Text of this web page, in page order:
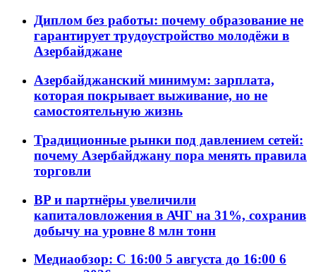
Диплом без работы: почему образование не
гарантирует трудоустройство молодёжи в
Азербайджане
Азербайджанский минимум: зарплата,
которая покрывает выживание, но не
самостоятельную жизнь
Традиционные рынки под давлением сетей:
почему Азербайджану пора менять правила
торговли
BP и партнёры увеличили
капиталовложения в АЧГ на 31%, сохранив
добычу на уровне 8 млн тонн
Медиаобзор: С 16:00 5 августа до 16:00 6